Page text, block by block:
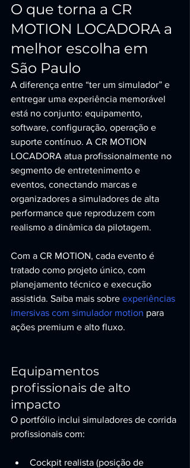
O que torna a CR
MOTION LOCADORA a
melhor escolha em
São Paulo
A diferença entre “ter um simulador” e
entregar uma experiência memorável
está no conjunto: equipamento,
software, configuração, operação e
suporte contínuo. A CR MOTION
LOCADORA atua profissionalmente no
segmento de entretenimento e
eventos, conectando marcas e
organizadores a simuladores de alta
performance que reproduzem com
realismo a dinâmica da pilotagem.
Com a CR MOTION, cada evento é
tratado como projeto único, com
planejamento técnico e execução
assistida. Saiba mais sobre experiências
imersivas com simulador motion para
ações premium e alto fluxo.
Equipamentos
profissionais de alto
impacto
O portfólio inclui simuladores de corrida
profissionais com:
Cockpit realista (posição de